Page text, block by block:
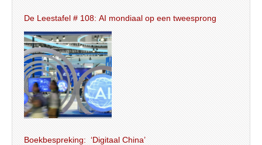
De Leestafel # 108: AI mondiaal op een tweesprong
Boekbespreking: ‘Digitaal China’